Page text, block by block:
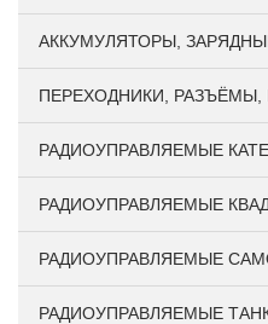
АККУМУЛЯТОРЫ,
ПЕРЕХОДНИКИ,
РАДИОУПРАВЛЯЕМЫЕ
РАДИОУПРАВЛЯЕМЫЕ
РАДИОУПРАВЛЯЕМЫЕ
РАДИОУПРАВЛЯЕМЫЕ